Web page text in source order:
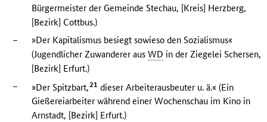
Bürgermeister der Gemeinde Stechau, [Kreis] Herzberg,
[Bezirk] Cottbus.)
–
»Der Kapitalismus besiegt sowieso den Sozialismus«
(Jugendlicher Zuwanderer ausWD in der Ziegelei Schersen,
[Bezirk] Erfurt.)
–
»Der Spitzbart,21 dieser Arbeiterausbeuter u. ä.« (Ein
Gießereiarbeiter während einer Wochenschau im Kino in
Arnstadt, [Bezirk] Erfurt.)